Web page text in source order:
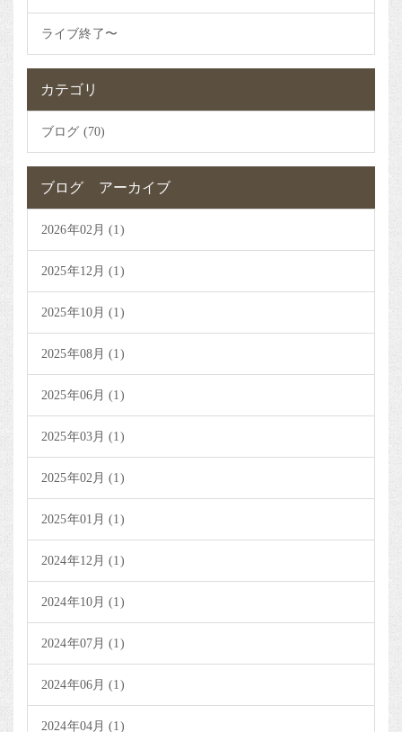
ライブ終了〜
カテゴリ
ブログ (70)
ブログ アーカイブ
2026年02月 (1)
2025年12月 (1)
2025年10月 (1)
2025年08月 (1)
2025年06月 (1)
2025年03月 (1)
2025年02月 (1)
2025年01月 (1)
2024年12月 (1)
2024年10月 (1)
2024年07月 (1)
2024年06月 (1)
2024年04月 (1)